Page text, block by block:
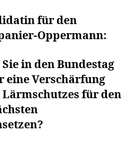
für den
Oppermann:
in den Bundestag
eine Verschärfung
für den